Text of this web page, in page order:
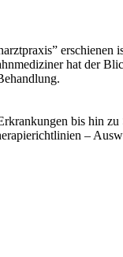
hat der
bis hin zu
–